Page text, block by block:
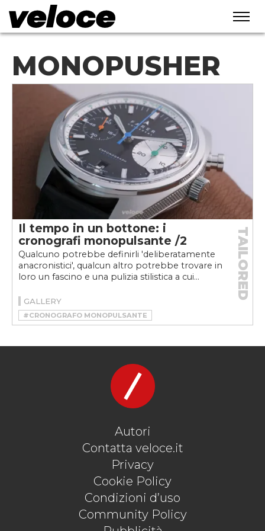
MONOPUSHER
Il tempo in un bottone: i
cronografi monopulsante /2
Qualcuno potrebbe definirli 'deliberatamente
anacronistici', qualcun altro potrebbe trovare in
loro un fascino e una pulizia stilistica a cui...
TAILORED
GALLERY
#CRONOGRAFO MONOPULSANTE
#CYRUS KLEPSYS DICE
#SEGRAVE MONOPUSHER CHRONOGRAPH
#VERTEX MP45 MONOPUSHER
Autori
Contatta veloce.it
Privacy
Cookie Policy
Condizioni d’uso
Community Policy